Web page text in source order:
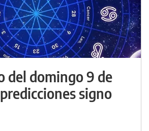
del domingo 9 de
signo